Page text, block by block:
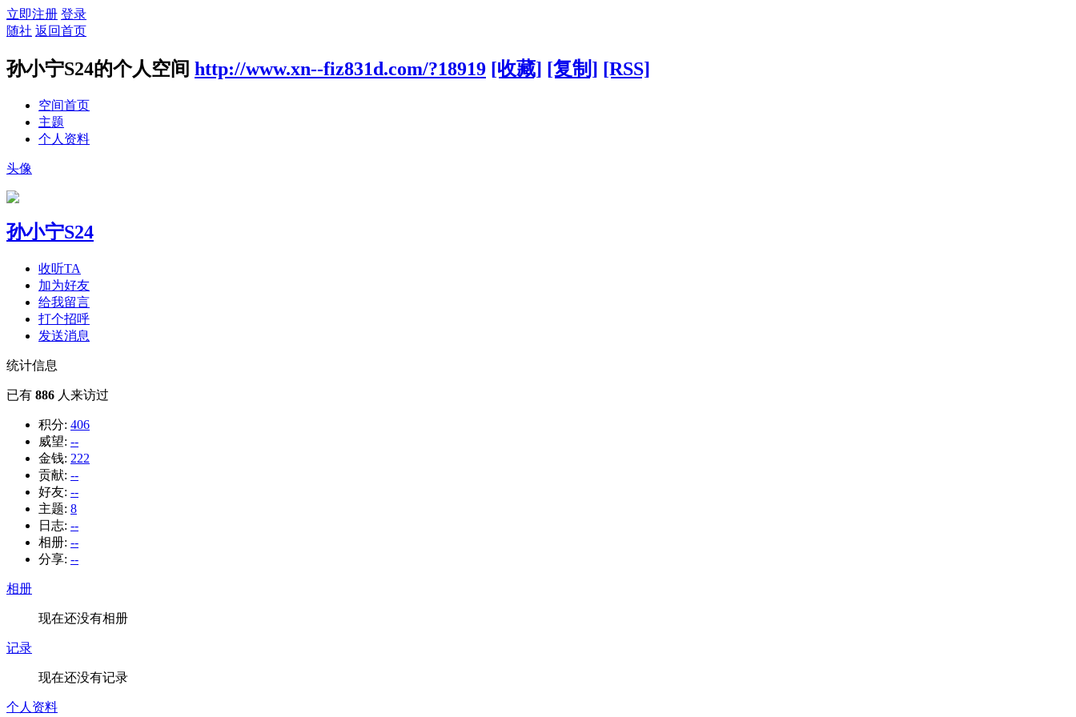
立即注册 登录
随社 返回首页
孙小宁S24的个人空间 http://www.xn--fiz831d.com/?18919 [收藏] [复制] [RSS]
空间首页
主题
个人资料
头像
孙小宁S24
收听TA
加为好友
给我留言
打个招呼
发送消息
统计信息
已有 886 人来访过
积分: 406
威望: --
金钱: 222
贡献: --
好友: --
主题: 8
日志: --
相册: --
分享: --
相册
现在还没有相册
记录
现在还没有记录
个人资料